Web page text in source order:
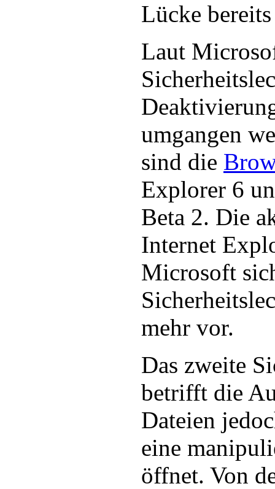
Lücke
Laut
umgangen
sind die
Explorer 6
Beta 2. Die
Internet
Microsoft
mehr vor.
Das zweite
betrifft die
Dateien
eine
öffnet. Von